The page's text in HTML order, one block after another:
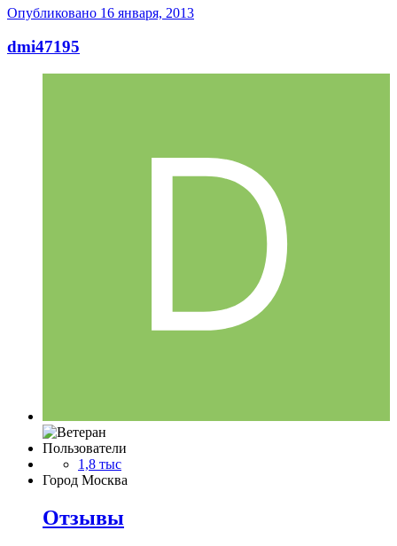
Опубликовано 16 января, 2013
dmi47195
Пользователи
1,8 тыс
Город Москва
Отзывы